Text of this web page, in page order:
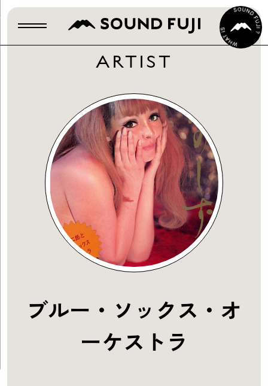
ARTIST
ブルー・ソックス・オ
ーケストラ